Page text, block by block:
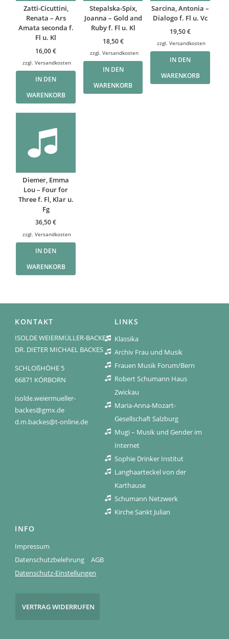
Zatti-Cicuttini,
Renata – Ars
Amata seconda f.
Fl u. Kl
16,00€
zzgl.Versandkosten
IN DEN
WARENKORB
Stepalska-Spix,
Joanna – Gold and
Ruby f. Fl u. Kl
18,50€
zzgl. Versandkosten
IN DEN
WARENKORB
Sarcina, Antonia –
Dialogo f. Fl u. Vc
19,50€
zzgl.Versandkosten
IN DEN
WARENKORB
Diemer, Emma
Lou – Four for
Three f. Fl, Klar u.
Fg
36,50€
zzgl.Versandkosten
IN DEN
WARENKORB
KONTAKT
ISOLDE WEIERMÜLLER-BACKES
DR. DIETER MICHAEL BACKES
SCHLOßHÖHE 5
66871 KÖRBORN
isolde.weiermueller-
backes@gmx.de
d.m.backes@t-online.de
LINKS
Klassika
Archiv Frau und Musik
Frauen Musik Forum/Bern
Robert Schumann Haus
Zwickau
Maria-Anna-Mozart-
Gesellschaft Salzburg
Mugi – Musik und Gender im
Internet
Sophie Drinker Institut
Langhaarteckel von der
Karthause
Schumann Netzwerk
Kirche Sankt Julian
INFO
Impressum
Datenschutzbelehrung
AGB
Datenschutz-Einstellungen
VERTRAG WIDERRUFEN